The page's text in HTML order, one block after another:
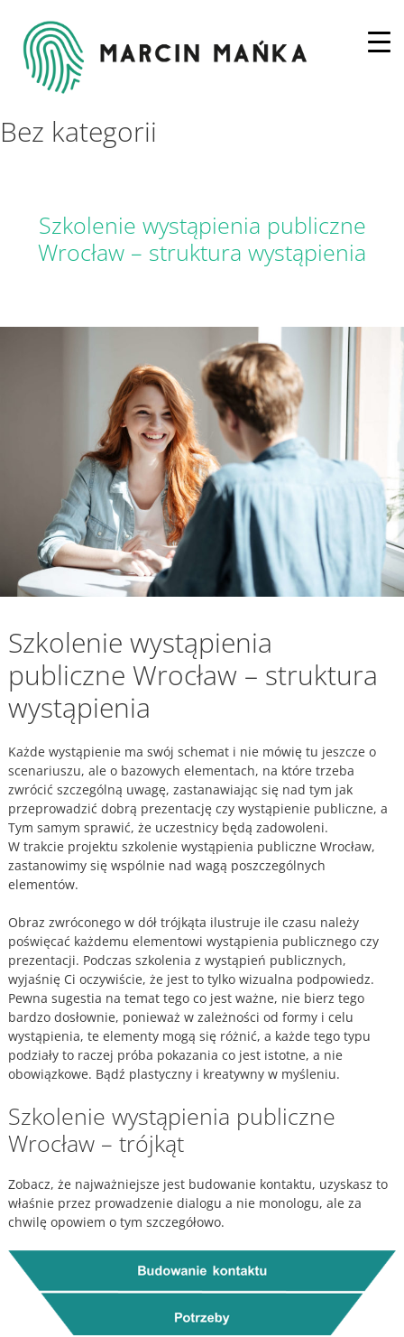
Bez kategorii
Szkolenie wystąpienia publiczne
Wrocław – struktura wystąpienia
Szkolenie wystąpienia
publiczne Wrocław – struktura
wystąpienia
Każde wystąpienie ma swój schemat i nie mówię tu jeszcze o
scenariuszu, ale o bazowych elementach, na które trzeba
zwrócić szczególną uwagę, zastanawiając się nad tym jak
przeprowadzić dobrą prezentację czy wystąpienie publiczne, a
Tym samym sprawić, że uczestnicy będą zadowoleni.
W trakcie projektu szkolenie wystąpienia publiczne Wrocław,
zastanowimy się wspólnie nad wagą poszczególnych
elementów.
Obraz zwróconego w dół trójkąta ilustruje ile czasu należy
poświęcać każdemu elementowi wystąpienia publicznego czy
prezentacji. Podczas szkolenia z wystąpień publicznych,
wyjaśnię Ci oczywiście, że jest to tylko wizualna podpowiedz.
Pewna sugestia na temat tego co jest ważne, nie bierz tego
bardzo dosłownie, ponieważ w zależności od formy i celu
wystąpienia, te elementy mogą się różnić, a każde tego typu
podziały to raczej próba pokazania co jest istotne, a nie
obowiązkowe. Bądź plastyczny i kreatywny w myśleniu.
Szkolenie wystąpienia publiczne
Wrocław – trójkąt
Zobacz, że najważniejsze jest budowanie kontaktu, uzyskasz to
właśnie przez prowadzenie dialogu a nie monologu, ale za
chwilę opowiem o tym szczegółowo.